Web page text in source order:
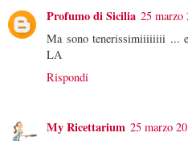
Profumo di Sicilia 25 marzo
Ma sono tenerissimiiiiiiii ...
LA
Rispondi
My Ricettarium 25 marzo